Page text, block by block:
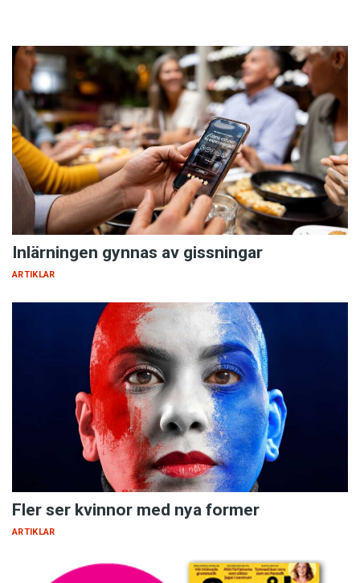
Inlärningen gynnas av gissningar
ARTIKLAR
Fler ser kvinnor med nya former
ARTIKLAR